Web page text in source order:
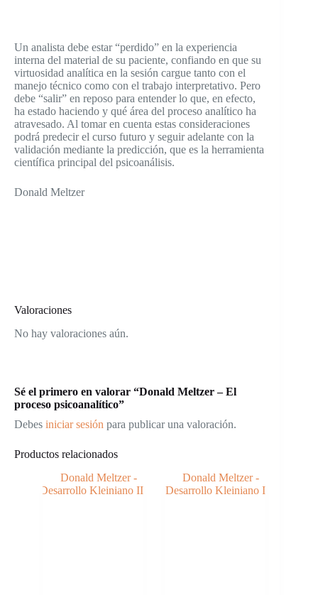
Un analista debe estar “perdido” en la experiencia
interna del material de su paciente, confiando en que su
virtuosidad analítica en la sesión cargue tanto con el
manejo técnico como con el trabajo interpretativo. Pero
debe “salir” en reposo para entender lo que, en efecto,
ha estado haciendo y qué área del proceso analítico ha
atravesado. Al tomar en cuenta estas consideraciones
podrá predecir el curso futuro y seguir adelante con la
validación mediante la predicción, que es la herramienta
científica principal del psicoanálisis.
Donald Meltzer
Valoraciones
No hay valoraciones aún.
Sé el primero en valorar “Donald Meltzer – El
proceso psicoanalítico”
Debes iniciar sesión para publicar una valoración.
Productos relacionados